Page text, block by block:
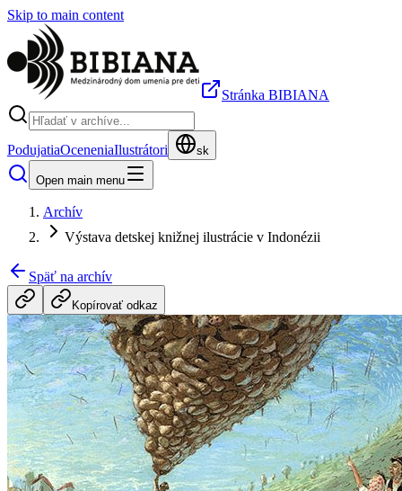
Skip to main content
Stránka BIBIANA
PodujatiaOceneniaIlustrátori sk
Open main menu
Archív
Výstava detskej knižnej ilustrácie v Indonézii
Späť na archív
Kopírovať odkaz